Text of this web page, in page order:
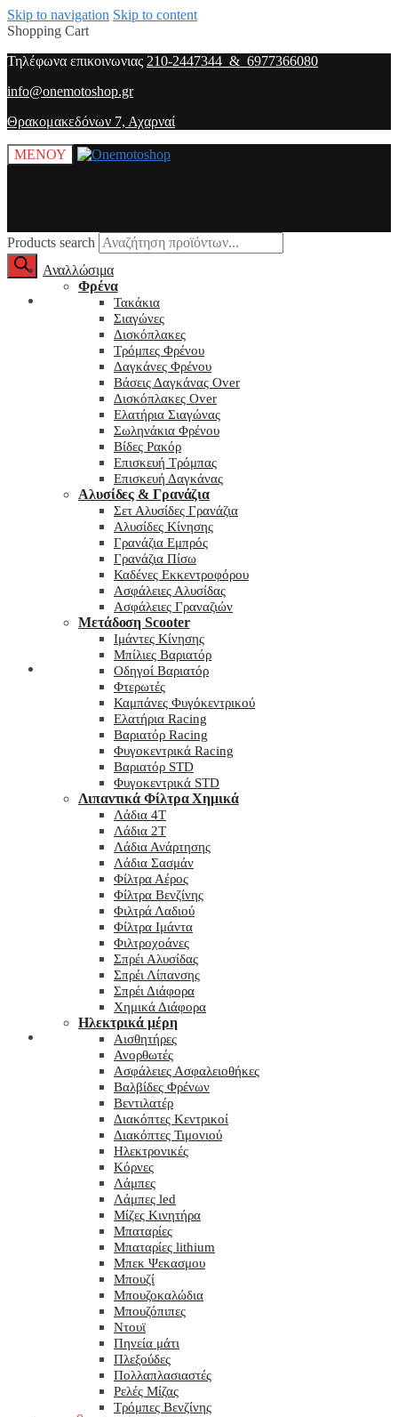
Skip to navigation Skip to content
Shopping Cart
Τηλέφωνα επικοινωνιας 210-2447344 & 6977366080
info@onemotoshop.gr
Θρακομακεδόνων 7, Αχαρναί
ΜΕΝΟΥ
Products search
O λογαριασμός μου
My wishlist
Αναλλώσιμα
Φρένα
Τακάκια
Σιαγώνες
Δισκόπλακες
Τρόμπες Φρένου
Δαγκάνες Φρένου
Βάσεις Δαγκάνας Over
Δισκόπλακες Over
Ελατήρια Σιαγώνας
Σωληνάκια Φρένου
Βίδες Ρακόρ
Επισκευή Τρόμπας
Επισκευή Δαγκάνας
Αλυσίδες & Γρανάζια
Σετ Αλυσίδες Γρανάζια
Αλυσίδες Κίνησης
Γρανάζια Εμπρός
Γρανάζια Πίσω
Καδένες Εκκεντροφόρου
Ασφάλειες Αλυσίδας
Ασφάλειες Γραναζιών
Μετάδοση Scooter
Ιμάντες Κίνησης
Μπίλιες Βαριατόρ
Οδηγοί Βαριατόρ
Φτερωτές
Καμπάνες Φυγόκεντρικού
Ελατήρια Racing
Βαριατόρ Racing
Φυγοκεντρικά Racing
Βαριατόρ STD
Φυγοκεντρικά STD
Λιπαντικά Φίλτρα Χημικά
Λάδια 4T
Λάδια 2T
Λάδια Ανάρτησης
Λάδια Σασμάν
Φίλτρα Αέρος
Φίλτρα Βενζίνης
Φιλτρά Λαδιού
Φίλτρα Ιμάντα
Φιλτροχοάνες
Σπρέι Αλυσίδας
Σπρέι Λίπανσης
Σπρέι Διάφορα
Χημικά Διάφορα
Hλεκτρικά μέρη
Αισθητήρες
Ανορθωτές
Ασφάλειες Ασφαλειοθήκες
Βαλβίδες Φρένων
Βεντιλατέρ
Διακόπτες Κεντρικοί
Διακόπτες Τιμονιού
Ηλεκτρονικές
Κόρνες
Λάμπες
Λάμπες led
Μίζες Κινητήρα
Μπαταρίες
Μπαταρίες lithium
Μπεκ Ψεκασμου
Μπουζί
Μπουζοκαλώδια
Μπουζόπιπες
Ντουϊ
Πηνεία μάτι
Πλεξούδες
Πολλαπλασιαστές
Ρελές Μίζας
Τρόμπες Βενζίνης